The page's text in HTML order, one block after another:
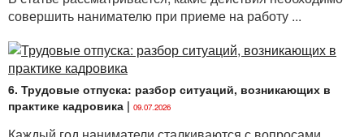
профессионально-техническое образование может
быть получено только при освоении содержания
образовательной программы профессионально-
технического образования, обеспечивающей
получение квалификации рабочего (служащего) (
ст. 174Кодекса об образовании).
В учреждения образования для получения
совершить нанимателю при приеме на работу ...
6. Трудовые отпуска: разбор ситуаций, возникающих в
практике кадровика | 09.07.2026